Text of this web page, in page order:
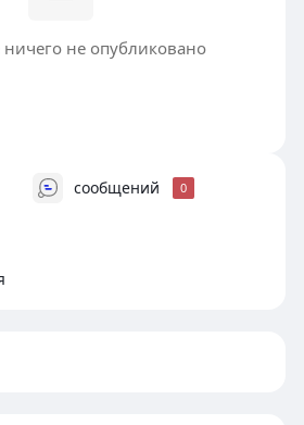
не опубликовано
сообщений 0